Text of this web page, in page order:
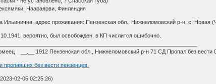
Наараярви, Финляндия
адрес проживания: Пензенская обл., Нижнеломовский р-н, с. Новая
вероятно, был освобожден, в КП числится ошибочно.
__.__.1912 Пензенская обл., Нижнеломовский р-н 71 СД Пропал без вести
без вести пензенцев.
02-05 02:25:26)